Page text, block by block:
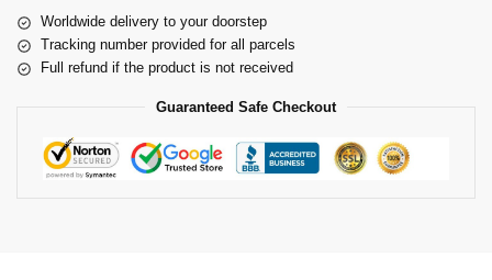
Worldwide delivery to your doorstep
Tracking number provided for all parcels
Full refund if the product is not received
Guaranteed Safe Checkout